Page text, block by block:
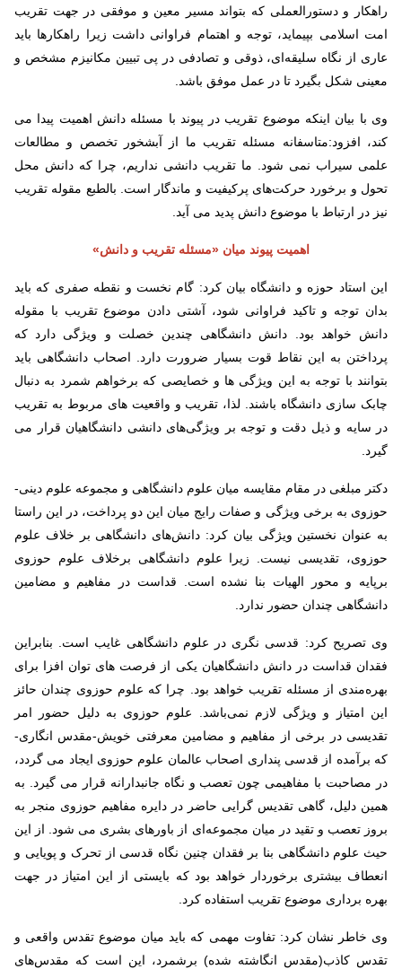
راهکار و دستورالعملی که بتواند مسیر معین و موفقی در جهت تقریب
امت اسلامی بپیماید، توجه و اهتمام فراوانی داشت زیرا راهکارها باید
عاری از نگاه سلیقه‌ای، ذوقی و تصادفی در پی تبیین مکانیزم مشخص و
معینی شکل بگیرد تا در عمل موفق باشد.
وی با بیان اینکه موضوع تقریب در پیوند با مسئله دانش اهمیت پیدا می
کند، افزود:متاسفانه مسئله تقریب ما از آبشخور تخصص و مطالعات
علمی سیراب نمی شود. ما تقریب دانشی نداریم، چرا که دانش محل
تحول و برخورد حرکت‌های پرکیفیت و ماندگار است. بالطبع مقوله تقریب
نیز در ارتباط با موضوع دانش پدید می آید.
اهمیت پیوند میان «مسئله تقریب و دانش»
این استاد حوزه و دانشگاه بیان کرد: گام نخست و نقطه صفری که باید
بدان توجه و تاکید فراوانی شود، آشتی دادن موضوع تقریب با مقوله
دانش خواهد بود. دانش دانشگاهی چندین خصلت و ویژگی دارد که
پرداختن به این نقاط قوت بسیار ضرورت دارد. اصحاب دانشگاهی باید
بتوانند با توجه به این ویژگی ها و خصایصی که برخواهم شمرد به دنبال
چابک سازی دانشگاه باشند. لذا، تقریب و واقعیت های مربوط به تقریب
در سایه و ذیل دقت و توجه بر ویژگی‌های دانشی دانشگاهیان قرار می
گیرد.
دکتر مبلغی در مقام مقایسه میان علوم دانشگاهی و مجموعه علوم دینی-
حوزوی به برخی ویژگی و صفات رایج میان این دو پرداخت، در این راستا
به عنوان نخستین ویژگی بیان کرد: دانش‌های دانشگاهی بر خلاف علوم
حوزوی، تقدیسی نیست. زیرا علوم دانشگاهی برخلاف علوم حوزوی
برپایه و محور الهیات بنا نشده است. قداست در مفاهیم و مضامین
دانشگاهی چندان حضور ندارد.
وی تصریح کرد: قدسی نگری در علوم دانشگاهی غایب است. بنابراین
فقدان قداست در دانش دانشگاهیان یکی از فرصت های توان افزا برای
بهره‌مندی از مسئله تقریب خواهد بود. چرا که علوم حوزوی چندان حائز
این امتیاز و ویژگی لازم نمی‌باشد. علوم حوزوی به دلیل حضور امر
تقدیسی در برخی از مفاهیم و مضامین معرفتی خویش-مقدس انگاری-
که برآمده از قدسی پنداری اصحاب عالمان علوم حوزوی ایجاد می گردد،
در مصاحبت با مفاهیمی چون تعصب و نگاه جانبدارانه قرار می گیرد. به
همین دلیل، گاهی تقدیس گرایی حاضر در دایره مفاهیم حوزوی منجر به
بروز تعصب و تقید در میان مجموعه‌ای از باورهای بشری می شود. از این
حیث علوم دانشگاهی بنا بر فقدان چنین نگاه قدسی از تحرک و پویایی و
انعطاف بیشتری برخوردار خواهد بود که بایستی از این امتیاز در جهت
بهره برداری موضوع تقریب استفاده کرد.
وی خاطر نشان کرد: تفاوت مهمی که باید میان موضوع تقدس واقعی و
تقدس کاذب(مقدس انگاشته شده) برشمرد، این است که مقدس‌های